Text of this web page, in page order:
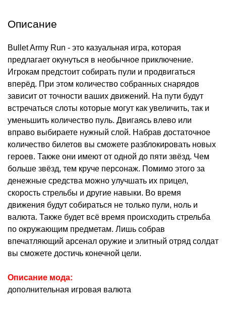
Описание
Bullet Army Run - это казуальная игра, которая
предлагает окунуться в необычное приключение.
Игрокам предстоит собирать пули и продвигаться
вперёд. При этом количество собранных снарядов
зависит от точности ваших движений. На пути будут
встречаться слоты которые могут как увеличить, так и
уменьшить количество пуль. Двигаясь влево или
вправо выбираете нужный слой. Набрав достаточное
количество билетов вы сможете разблокировать новых
героев. Также они имеют от одной до пяти звёзд. Чем
больше звёзд, тем круче персонаж. Помимо этого за
денежные средства можно улучшать их прицел,
скорость стрельбы и другие навыки. Во время
движения будут собираться не только пули, ноль и
валюта. Также будет всё время происходить стрельба
по окружающим предметам. Лишь собрав
впечатляющий арсенал оружие и элитный отряд солдат
вы сможете достичь конечной цели.
Описание мода:
дополнительная игровая валюта